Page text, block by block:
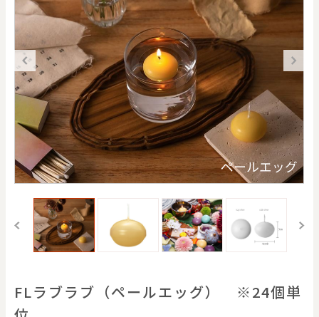
すべてのアイテム
カテゴリから探す
#タグから探す
価格で探す
20000
～
クリア OK
色で探す
ペールエッグ
FLラブラブ（ペールエッグ） ※24個単